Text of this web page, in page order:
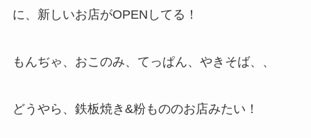
に、新しいお店がOPENしてる！
もんぢゃ、おこのみ、てっぱん、やきそば、、
どうやら、鉄板焼き&粉もののお店みたい！